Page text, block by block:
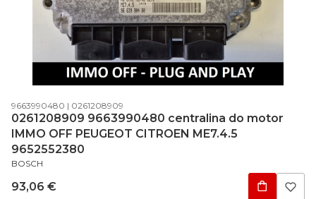
Código do produto
9663990480 Código do fabricante
0261208909
0261208909 9663990480 centralina do motor
IMMO OFF PEUGEOT CITROEN ME7.4.5
9652552380
FABRICANTE
BOSCH
Preço
93,06 €